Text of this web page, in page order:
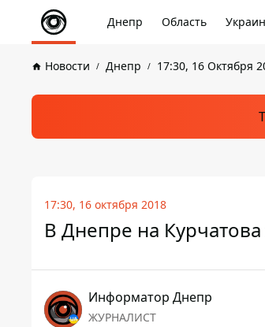
Днепр Область
Новости Днепр 17:30, 16 Октября
17:30, 16 октября 2018
В Днепре на
Информатор Днепр
ЖУРНАЛИСТ